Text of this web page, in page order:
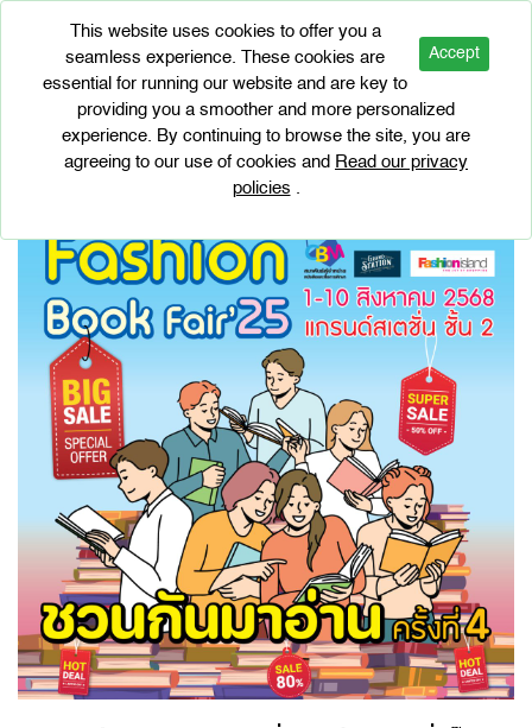
Accept
This website uses cookies to offer you a
seamless experience. These cookies are
essential for running our website and are key to
providing you a smoother and more personalized
experience. By continuing to browse the site, you are
agreeing to our use of cookies and Read our privacy
policies .
Fashion Book Fair4